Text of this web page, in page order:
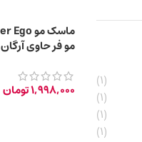
(1)
(1)
(1)
(1)
مو فر حاوی
1,998,000تومان